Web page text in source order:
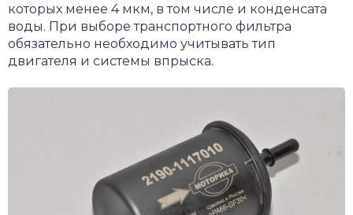
которых менее 4 мкм, в том числе и конденсата
воды. При выборе транспортного фильтра
обязательно необходимо учитывать тип
двигателя и системы впрыска.